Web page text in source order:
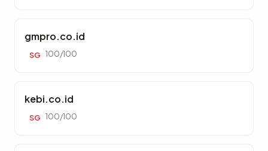
gmpro.co.id
SG 100/100
kebi.co.id
SG 100/100